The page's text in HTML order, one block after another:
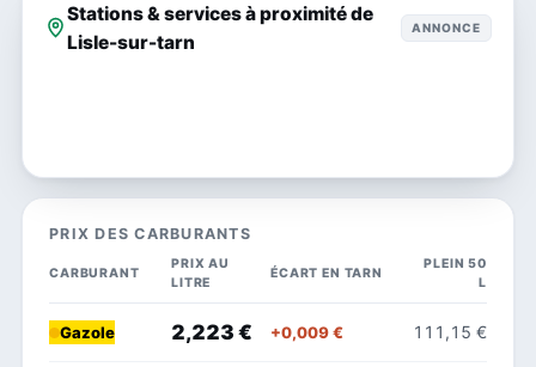
Stations & services à proximité de
Lisle-sur-tarn
ANNONCE
PRIX DES CARBURANTS
CARBURANT
PRIX AU
LITRE
ÉCART EN TARN
PLEIN 50
L
Gazole 2,223 € +0,009 € 111,15 €